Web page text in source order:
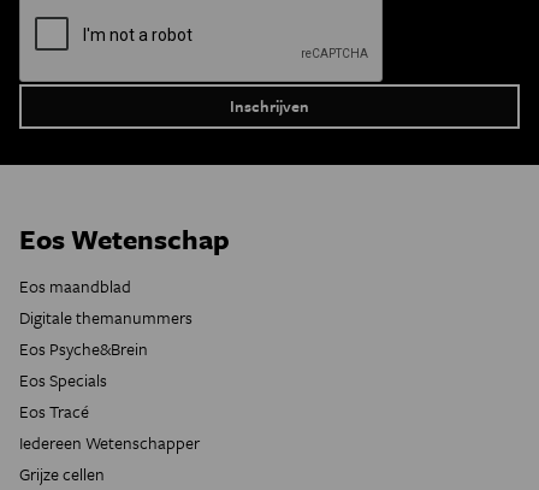
Eos Wetenschap
Eos maandblad
Digitale themanummers
Eos Psyche&Brein
Eos Specials
Eos Tracé
Iedereen Wetenschapper
Grijze cellen